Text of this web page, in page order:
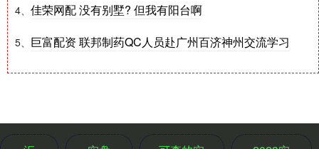
4、 佳荣网配 没有别墅? 但我有阳台啊
5、 巨富配资 联邦制药QC人员赴广州百济神州交流学习